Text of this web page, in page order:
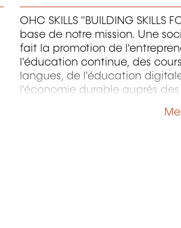
OHC SKILLS "BUILDING SKILLS
base de notre mission. Une
fait la promotion de
l'éducation continue, des
langues, de l'éducation
l'économie durable auprès des